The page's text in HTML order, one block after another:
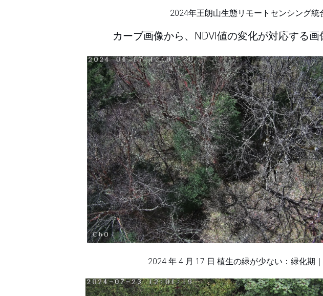
2024年王朗山生態リモートセンシング
カーブ画像から、NDVI値の変化が対応する
2024 年 4 月 17 日 植生の緑が少ない：緑化期